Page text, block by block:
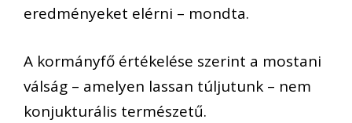
eredményeket elérni – mondta.
A kormányfő értékelése szerint a mostani
válság – amelyen lassan túljutunk – nem
konjukturális természetű.